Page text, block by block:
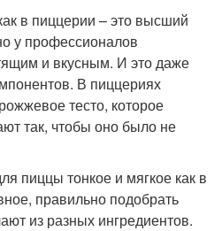
в пиццерии – это высший
у профессионалов
и вкусным. И это даже
В пиццериях
тесто, которое
так, чтобы оно было не
пиццы тонкое и мягкое как в
правильно подобрать
из разных ингредиентов.